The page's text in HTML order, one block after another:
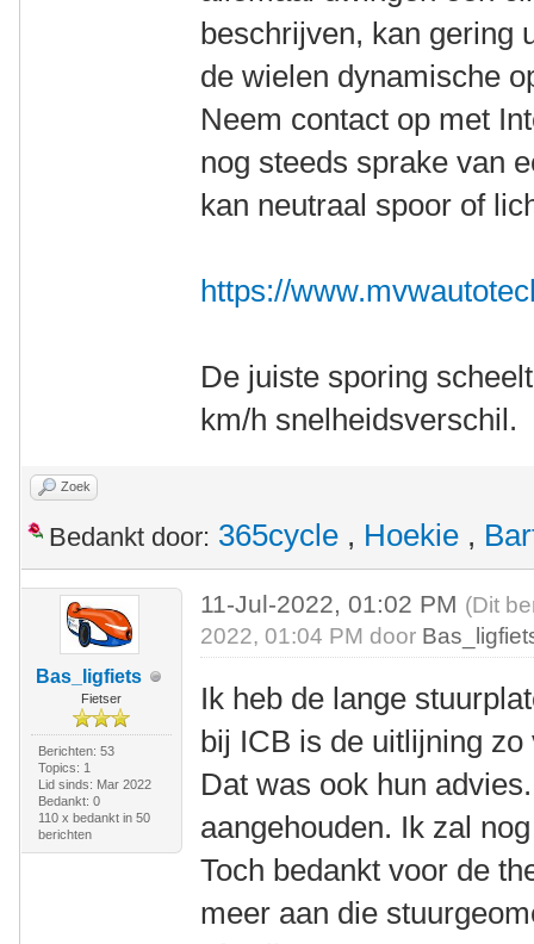
beschrijven, kan gering
de wielen dynamische
Neem contact op met
nog steeds sprake van
kan neutraal spoor of
https://
De juiste sporing
km/h snelheidsverschil.
Zoek
Bedankt door: 365cycle , Hoekie ,
Bas_ligfiets
Fietser
Berichten: 53
Topics: 1
Lid sinds: Mar 2022
Bedankt: 0
110 x bedankt in 50
berichten
11-Jul-2022, 01:02 PM (Dit
2022, 01:04 PM door
Ik heb de lange
bij ICB is de uitlijning
Dat was ook hun
aangehouden. Ik zal
Toch bedankt voor de
meer aan die